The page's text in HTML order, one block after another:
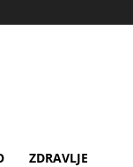
ZDRAVLJE